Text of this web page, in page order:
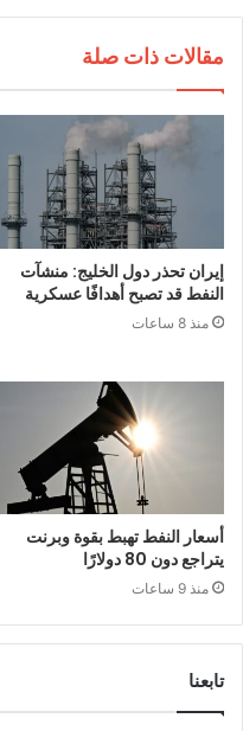
مقالات ذات صلة
إيران تحذر دول الخليج: منشآت
النفط قد تصبح أهدافًا عسكرية
منذ 8 ساعات
أسعار النفط تهبط بقوة وبرنت
يتراجع دون 80 دولارًا
منذ 9 ساعات
تابعنا